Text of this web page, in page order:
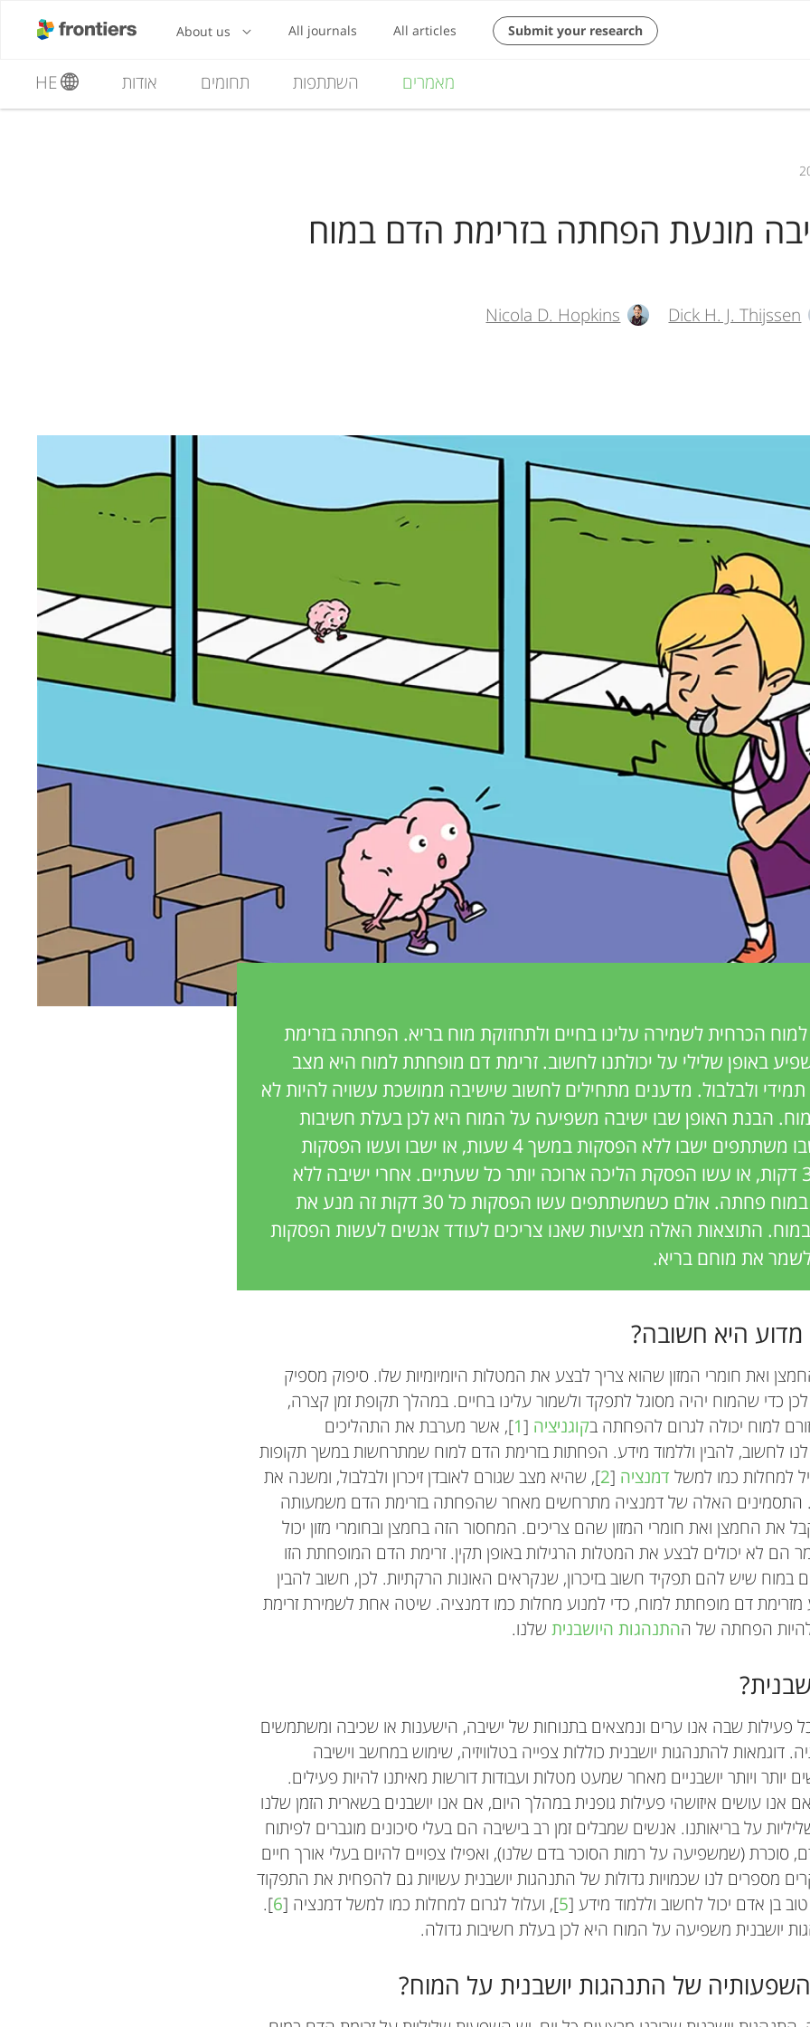
M
a
n
t
i
מאמרים השתתפות תחומים אודות HE
מונעת הפחתה בזרימת הדם במוח
Sophie E. Carter
Sophie היא מרצה בנושא ספורט ואימון גופני שמתעניינת בהתנהגות
Sophie M. Holder
Dick H. J. Thijssen
Dick H. J. Thijssen
Nicola D. Hopkins
Nicola D. Hopkins
Aneal
הכרחית לשמירה עלינו בחיים ולתחזוקת מוח בריא. הפחתה בזרימת
באופן שלילי על יכולתנו לחשוב. זרימת דם מופחתת למוח היא מצב
תמידי ולבלבול. מדענים מתחילים לחשוב שישיבה ממושכת עשויה להיות לא
הבנת האופן שבו ישיבה משפיעה על המוח היא לכן בעלת חשיבות
גדולה. ערכנו ניסוי שבו משתתפים ישבו ללא הפסקות במשך 4 שעות, או ישבו ועשו הפסקות
הליכה קצרות בכל 30 דקות, או עשו הפסקת הליכה ארוכה יותר כל שעתיים. אחרי ישיבה ללא
הפסקות זרימת הדם במוח פחתה. אולם כשמשתתפים עשו הפסקות כל 30 דקות זה מנע את
התוצאות האלה מציעות שאנו צריכים לעודד אנשים לעשות הפסקות
את מוחם בריא.
היא חשובה?
ואת חומרי המזון שהוא צריך לבצע את המטלות היומיומיות שלו. סיפוק מספיק
כדי שהמוח יהיה מסוגל לתפקד ולשמור עלינו בחיים. במהלך תקופת זמן קצרה,
למוח יכולה לגרום להפחתה בקוגניציה [
1], אשר מערבת את התהליכים
לחשוב, להבין וללמוד מידע. הפחתות בזרימת הדם למוח שמתרחשות במשך תקופות
למחלות כמו למשל דמנציה [
2], שהיא מצב שגורם לאובדן זיכרון ולבלבול, ומשנה את
התסמינים האלה של דמנציה מתרחשים מאחר שהפחתה בזרימת הדם משמעותה
את החמצן ואת חומרי המזון שהם צריכים. המחסור הזה בחמצן ובחומרי מזון יכול
הם לא יכולים לבצע את המטלות הרגילות באופן תקין. זרימת הדם המופחתת הזו
במוח שיש להם תפקיד חשוב בזיכרון, שנקראים האונות הרקתיות. לכן, חשוב להבין
מזרימת דם מופחתת למוח, כדי למנוע מחלות כמו דמנציה. שיטה אחת לשמירת זרימת
הפחתה של ההתנהגות היושבניתשלנו.
פעילות שבה אנו ערים ונמצאים בתנוחות של ישיבה, הישענות או שכיבה ומשתמשים
דוגמאות להתנהגות יושבנית כוללות צפייה בטלוויזיה, שימוש במחשב וישיבה
יותר ויותר יושבניים מאחר שמעט מטלות ועבודות דורשות מאיתנו להיות פעילים.
אנו עושים איזושהי פעילות גופנית במהלך היום, אם אנו יושבנים בשארית הזמן שלנו
על בריאותנו. אנשים שמבלים זמן רב בישיבה הם בעלי סיכונים מוגברים לפיתוח
סוכרת (שמשפיעה על רמות הסוכר בדם שלנו), ואפילו צפויים להיום בעלי אורך חיים
מספרים לנו שכמויות גדולות של התנהגות יושבנית עשויות גם להפחית את התפקוד
בן אדם יכול לחשוב וללמוד מידע [5], ועלול לגרום למחלות כמו למשל דמנציה [6
].
יושבנית משפיעה על המוח היא לכן בעלת חשיבות גדולה.
של התנהגות יושבנית על המוח?